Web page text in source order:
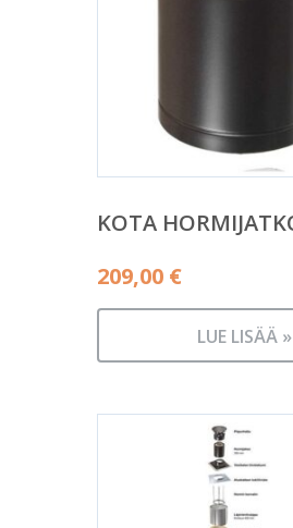
KOTA
209,00 €
LUE LISÄÄ »